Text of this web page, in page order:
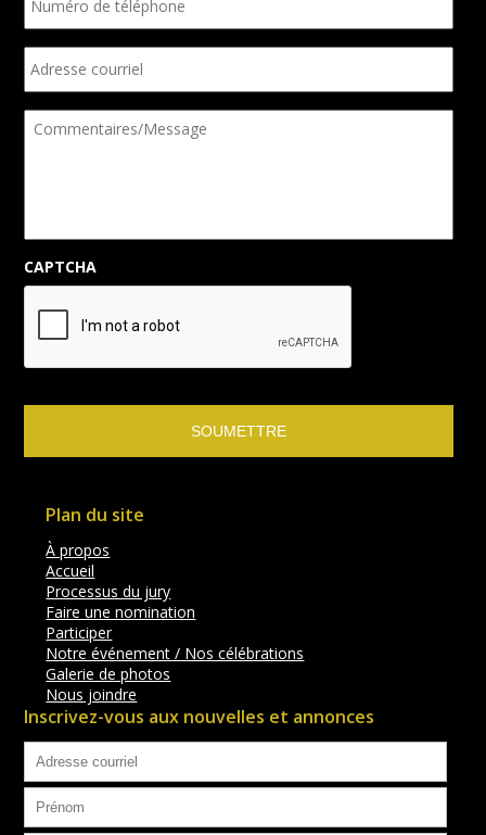
de
téléphone
courriel
CAPTCHA
Plan du site
À propos
Accueil
Processus du jury
Faire une nomination
Participer
Notre événement / Nos célébrations
Galerie de photos
Nous joindre
Inscrivez-vous aux nouvelles et annonces